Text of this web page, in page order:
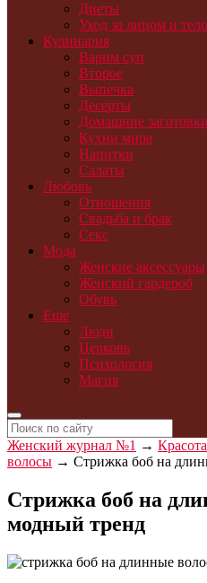
Диеты
Уход за лицом и
Кулинария
Варим суп
Второе
Выпечка
Десерты
Домашние заготовки
Кухни мира
Напитки
Салаты
Любовь
Отношения
Свадьба и брак
Секс
Мода
Женские аксессуары
Женский гардероб
Обувь
Еще
Люди
Церковь
Психология
Магия
Женский журнал №1 → Красота
волосы → Стрижка боб на
Стрижка боб на
модный тренд